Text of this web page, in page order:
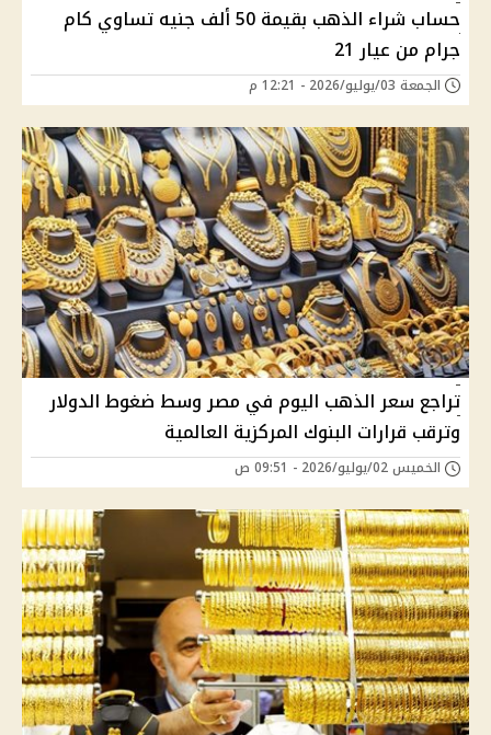
حساب شراء الذهب بقيمة 50 ألف جنيه تساوي كام
جرام من عيار 21
الجمعة 03/يوليو/2026 - 12:21 م
تراجع سعر الذهب اليوم في مصر وسط ضغوط الدولار
وترقب قرارات البنوك المركزية العالمية
الخميس 02/يوليو/2026 - 09:51 ص